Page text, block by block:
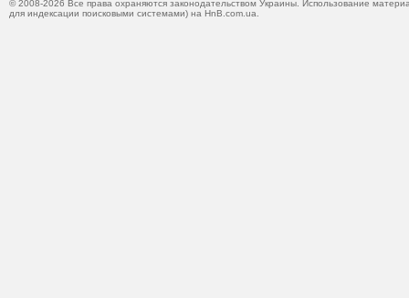
© 2008-2026 Все права охраняются законодательством Украины. Использование
для индексации поисковыми системами) на HnB.com.ua.